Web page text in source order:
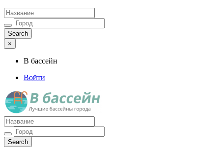
×
В бассейн
Войти
Лучшие бассейны города